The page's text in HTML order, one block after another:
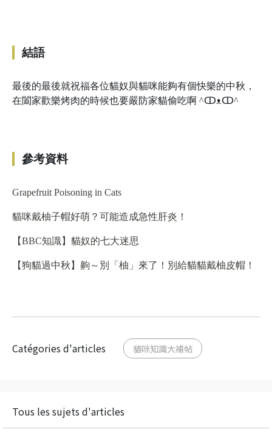
結語
最後的最後就祝福各位貓奴與貓咪能夠有個快樂的中秋，
在闔家歡樂烤肉的時候也要嚴防家貓偷吃啊 ^ↀᴥↀ^
參考資料
Grapefruit Poisoning in Cats
貓咪戴柚子帽好萌？可能造成急性肝炎！
【BBC知識】貓奴的七大迷思
【狗貓過中秋】齁～別「柚」來了！別給貓貓戴柚皮帽！
Catégories d'articles 貓咪知識大補帖
Tous les sujets d'articles